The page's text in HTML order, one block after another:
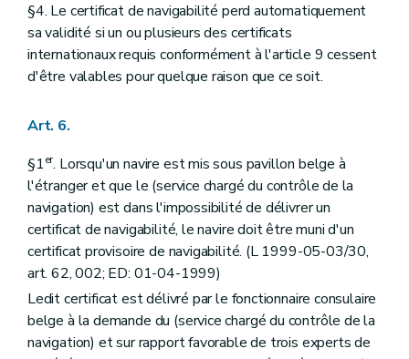
§4. Le certificat de navigabilité perd automatiquement
sa validité si un ou plusieurs des certificats
internationaux requis conformément à l'article 9 cessent
d'être valables pour quelque raison que ce soit.
Art. 6.
§1er. Lorsqu'un navire est mis sous pavillon belge à
l'étranger et que le (service chargé du contrôle de la
navigation) est dans l'impossibilité de délivrer un
certificat de navigabilité, le navire doit être muni d'un
certificat provisoire de navigabilité. (L 1999-05-03/30,
art. 62, 002; ED: 01-04-1999)
Ledit certificat est délivré par le fonctionnaire consulaire
belge à la demande du (service chargé du contrôle de la
navigation) et sur rapport favorable de trois experts de